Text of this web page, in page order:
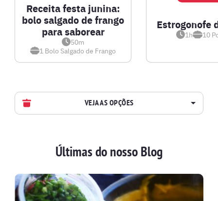
Receita festa junina:
bolo salgado de frango
para saborear
50m
1 Bolo Salgado de Frango
Estrogonofe
1h 10
VEJA AS OPÇÕES
BATIDAS
BEBIDAS E DRINKS
Últimas do nosso Blog